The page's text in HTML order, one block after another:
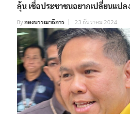
ลุ้น เชื่อประชาชนอยากเปลี่ยนแปล
Byกองบรรณาธิการ 23 ธันวาคม 2024